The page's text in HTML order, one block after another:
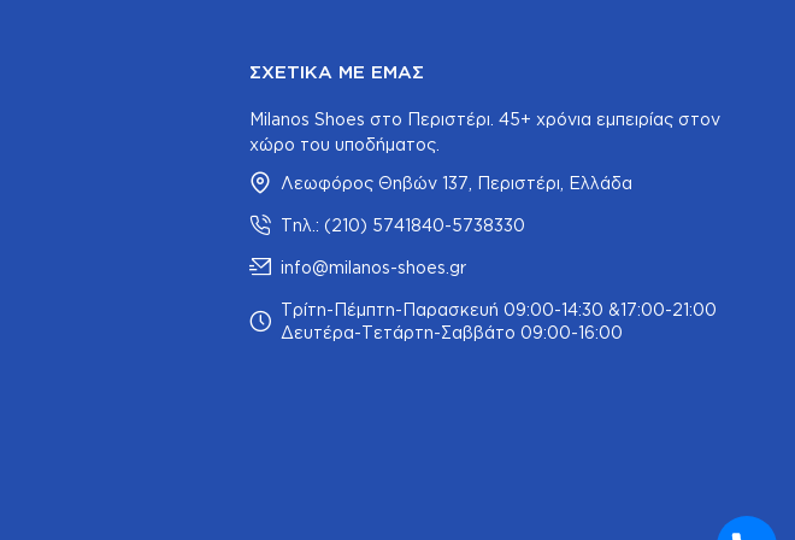
ΣΧΕΤΙΚΆ ΜΕ ΕΜΆΣ
Milanos Shoes στο Περιστέρι. 45+ χρόνια εμπειρίας στον
χώρο του υποδήματος.
Λεωφόρος Θηβών 137, Περιστέρι, Ελλάδα
Τηλ.: (210) 5741840-5738330
info@milanos-shoes.gr
Τρίτη-Πέμπτη-Παρασκευή 09:00-14:30 &17:00-21:00
Δευτέρα-Τετάρτη-Σαββάτο 09:00-16:00